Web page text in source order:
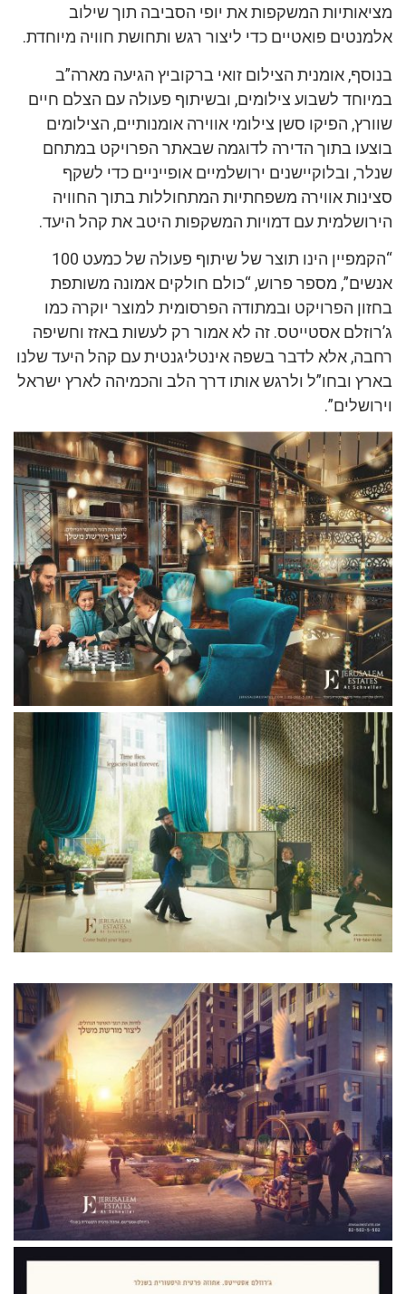
מציאותיות המשקפות את יופי הסביבה תוך שילוב
אלמנטים פואטיים כדי ליצור רגש ותחושת חוויה מיוחדת.
בנוסף, אומנית הצילום זואי ברקוביץ הגיעה מארה”ב
במיוחד לשבוע צילומים, ובשיתוף פעולה עם הצלם חיים
שוורץ, הפיקו סשן צילומי אווירה אומנותיים, הצילומים
בוצעו בתוך הדירה לדוגמה שבאתר הפרויקט במתחם
שנלר, ובלוקיישנים ירושלמיים אופייניים כדי לשקף
סצינות אווירה משפחתיות המתחוללות בתוך החוויה
הירושלמית עם דמויות המשקפות היטב את קהל היעד.
“הקמפיין הינו תוצר של שיתוף פעולה של כמעט 100
אנשים”, מספר פרוש, “כולם חולקים אמונה משותפת
בחזון הפרויקט ובמתודה הפרסומית למוצר יוקרה כמו
ג’רוזלם אסטייטס. זה לא אמור רק לעשות באזז וחשיפה
רחבה, אלא לדבר בשפה אינטליגנטית עם קהל היעד שלנו
בארץ ובחו”ל ולרגש אותו דרך הלב והכמיהה לארץ ישראל
וירושלים”.